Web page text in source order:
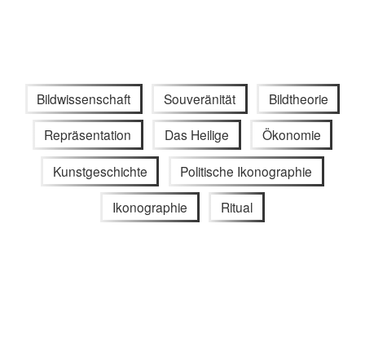
Bildwissenschaft Souveränität Bildtheorie
Repräsentation Das Heilige Ökonomie
Kunstgeschichte Politische Ikonographie
Ikonographie Ritual